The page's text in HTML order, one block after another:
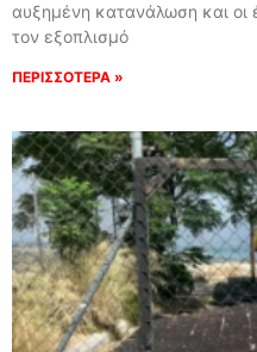
αυξημένη κατανάλωση και οι
τον εξοπλισμό
ΠΕΡΙΣΣΟΤΕΡΑ »